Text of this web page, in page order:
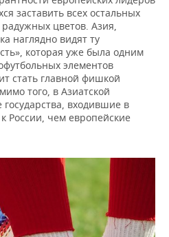
заставить всех остальных
цветов. Азия,
наглядно видят ту
которая уже была одним
элементов
стать главной фишкой
того, в Азиатской
входившие в
России, чем европейские